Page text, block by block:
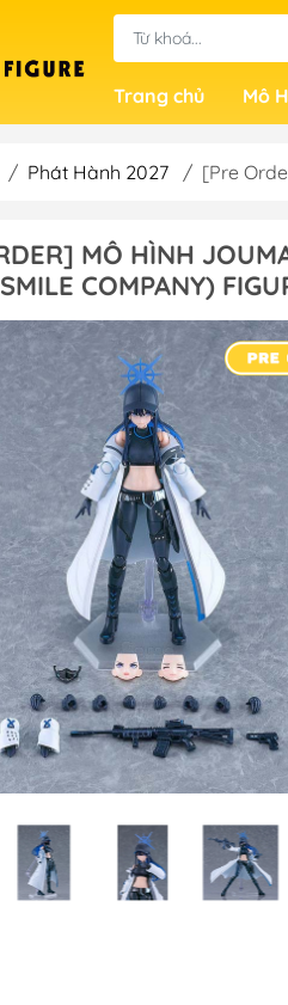
Trang chủ
Mô
/ Phát Hành 2027 / [Pre
MÔ HÌNH
COMPANY)